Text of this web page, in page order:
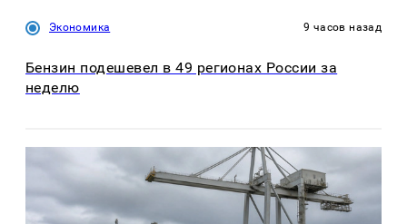
Экономика 9 часов назад
Бензин подешевел в 49 регионах России за
неделю